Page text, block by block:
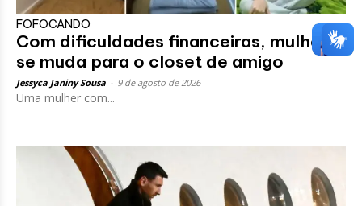
FOFOCANDO
Com dificuldades financeiras, mulher
se muda para o closet de amigo
Jessyca Janiny Sousa 9 de agosto de 2026
Uma mulher com...